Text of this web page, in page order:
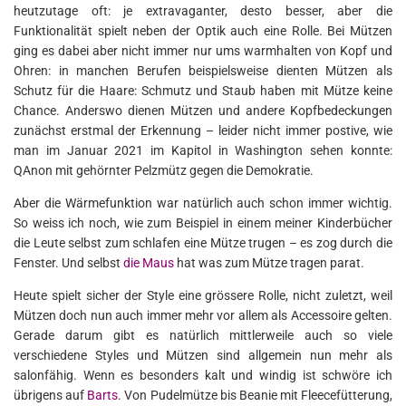
heutzutage oft: je extravaganter, desto besser, aber die
Funktionalität spielt neben der Optik auch eine Rolle. Bei Mützen
ging es dabei aber nicht immer nur ums warmhalten von Kopf und
Ohren: in manchen Berufen beispielsweise dienten Mützen als
Schutz für die Haare: Schmutz und Staub haben mit Mütze keine
Chance. Anderswo dienen Mützen und andere Kopfbedeckungen
zunächst erstmal der Erkennung – leider nicht immer postive, wie
man im Januar 2021 im Kapitol in Washington sehen konnte:
QAnon mit gehörnter Pelzmütz gegen die Demokratie.
Aber die Wärmefunktion war natürlich auch schon immer wichtig.
So weiss ich noch, wie zum Beispiel in einem meiner Kinderbücher
die Leute selbst zum schlafen eine Mütze trugen – es zog durch die
Fenster. Und selbst die Maus hat was zum Mütze tragen parat.
Heute spielt sicher der Style eine grössere Rolle, nicht zuletzt, weil
Mützen doch nun auch immer mehr vor allem als Accessoire gelten.
Gerade darum gibt es natürlich mittlerweile auch so viele
verschiedene Styles und Mützen sind allgemein nun mehr als
salonfähig. Wenn es besonders kalt und windig ist schwöre ich
übrigens auf Barts. Von Pudelmütze bis Beanie mit Fleecefütterung,